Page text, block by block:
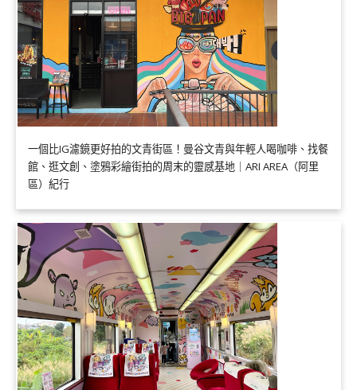
一個比IG濾鏡更好拍的文青街區！曼谷文青與年輕人喝咖啡、找餐
館、逛文創、塗鴉彩繪街拍的周末的靈感基地｜ARI AREA（阿里
區）紀行